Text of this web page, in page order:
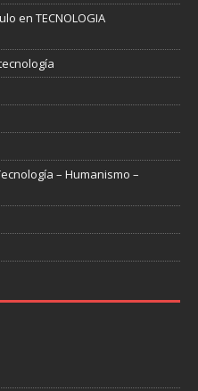
en TECNOLOGIA
– Humanismo –